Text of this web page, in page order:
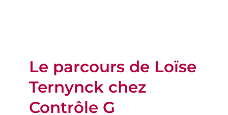
Le parcours de Loïse
Ternynck chez
Contrôle G